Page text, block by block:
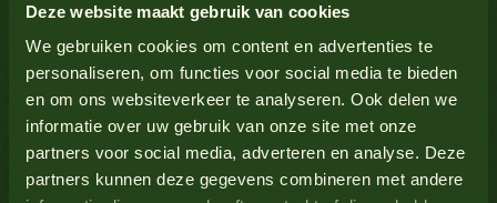
Deze website maakt gebruik van cookies
We gebruiken cookies om content en advertenties te
personaliseren, om functies voor social media te bieden
en om ons websiteverkeer te analyseren. Ook delen we
informatie over uw gebruik van onze site met onze
partners voor social media, adverteren en analyse. Deze
partners kunnen deze gegevens combineren met andere
Glutenbevattende granen
Lupine Nee
Melk Nee
Bekijk alle producten